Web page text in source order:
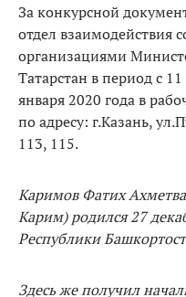
За конкурсной
отдел
организациями
Татарстан в период с
января 2020 года в
по адресу: г.Казань,
113, 115.
Каримов Фатих
Карим)родился 27
Республики
Здесь же получил